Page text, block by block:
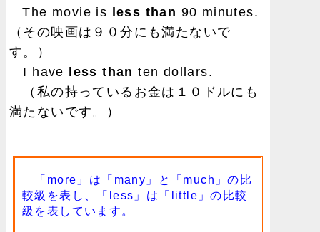
The movie is less than 90 minutes.
（その映画は９０分にも満たないで
す。）
I have less than ten dollars.
（私の持っているお金は１０ドルにも
満たないです。）
「more」は「many」と「much」の比
較級を表し、「less」は「little」の比較
級を表しています。